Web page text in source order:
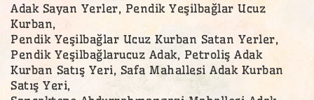
Adak Sayan Yerler, Pendik Yeşilbağlar Ucuz
Kurban,
Pendik Yeşilbağlar Ucuz Kurban Satan Yerler,
Pendik Yeşilbağlarucuz Adak, Petroliş Adak
Kurban Satış Yeri, Safa Mahallesi Adak Kurban
Satış Yeri,